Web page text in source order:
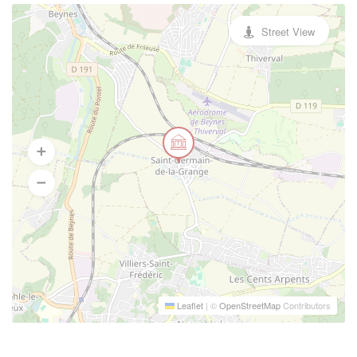
Leaflet | ©OpenStreetMapContributors
Street View